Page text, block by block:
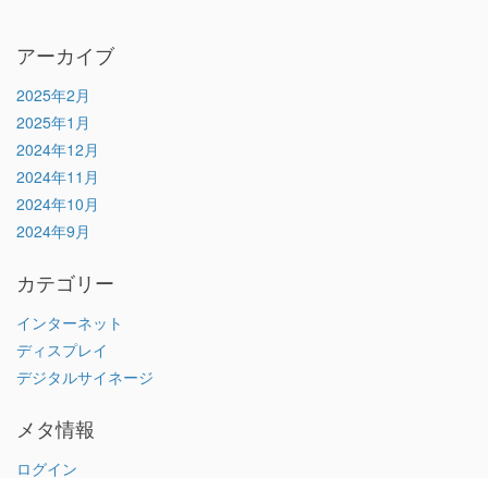
アーカイブ
2025年2月
2025年1月
2024年12月
2024年11月
2024年10月
2024年9月
カテゴリー
インターネット
ディスプレイ
デジタルサイネージ
メタ情報
ログイン